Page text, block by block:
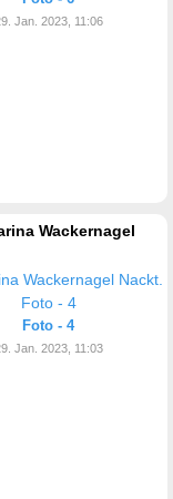
Jan. 2023, 11:06
Wackernagel
Foto - 4
Jan. 2023, 11:03